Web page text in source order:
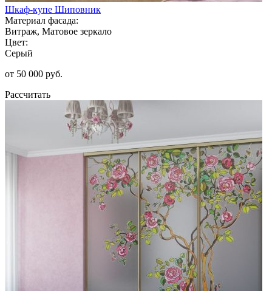
Шкаф-купе Шиповник
Материал фасада:
Витраж, Матовое зеркало
Цвет:
Серый
от 50 000 руб.
Рассчитать